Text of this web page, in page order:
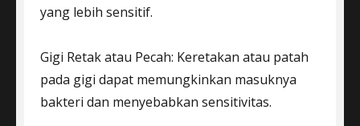
yang lebih sensitif.
Gigi Retak atau Pecah: Keretakan atau patah
pada gigi dapat memungkinkan masuknya
bakteri dan menyebabkan sensitivitas.